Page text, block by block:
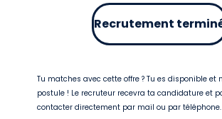
Recrutement
Tu matches avec cette offre ? Tu es disponible et
postule ! Le recruteur recevra ta candidature et
contacter directement par mail ou par téléphone.